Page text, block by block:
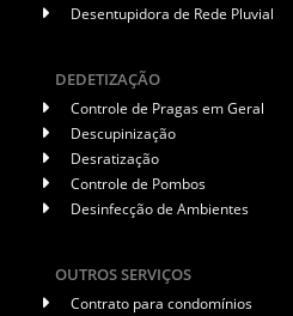
Desentupidora de Rede Pluvial
DEDETIZAÇÃO
Controle de Pragas em Geral
Descupinização
Desratização
Controle de Pombos
Desinfecção de Ambientes
OUTROS SERVIÇOS
Contrato para condomínios